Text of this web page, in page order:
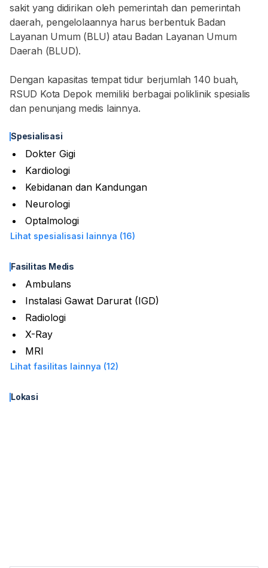
sakit yang didirikan oleh pemerintah dan pemerintah
daerah, pengelolaannya harus berbentuk Badan
Layanan Umum (BLU) atau Badan Layanan Umum
Daerah (BLUD).
Dengan kapasitas tempat tidur berjumlah 140 buah,
RSUD Kota Depok memiliki berbagai poliklinik spesialis
dan penunjang medis lainnya.
Spesialisasi
Dokter Gigi
Kardiologi
Kebidanan dan Kandungan
Neurologi
Optalmologi
Lihat spesialisasi lainnya (16)
Fasilitas Medis
Ambulans
Instalasi Gawat Darurat (IGD)
Radiologi
X-Ray
MRI
Lihat fasilitas lainnya (12)
Lokasi